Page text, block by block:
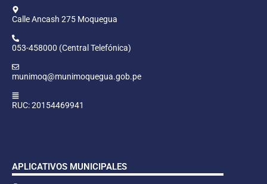
Calle Ancash 275 Moquegua
053-458000 (Central Telefónica)
munimoq@munimoquegua.gob.pe
RUC: 20154469941
APLICATIVOS MUNICIPALES